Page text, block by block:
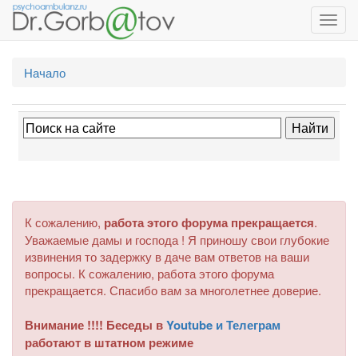
Начало
К сожалению, работа этого форума прекращается.
Уважаемые дамы и господа ! Я приношу свои глубокие
извинения то задержку в даче вам ответов на ваши
вопросы. К сожалению, работа этого форума
прекращается. Спасибо вам за многолетнее доверие.
Внимание !!!! Беседы вYoutube и Телеграм
работают в штатном режиме